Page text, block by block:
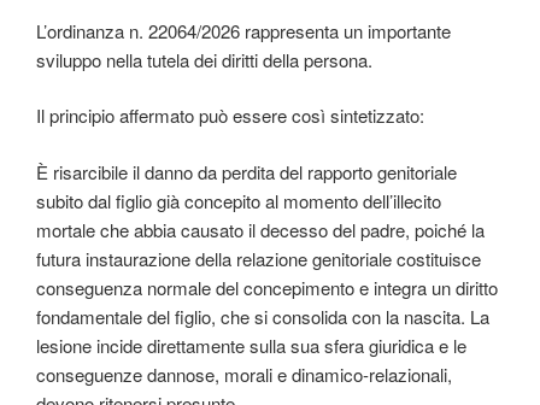
L’ordinanza n. 22064/2026 rappresenta un importante
sviluppo nella tutela dei diritti della persona.
Il principio affermato può essere così sintetizzato:
È risarcibile il danno da perdita del rapporto genitoriale
subito dal figlio già concepito al momento dell’illecito
mortale che abbia causato il decesso del padre, poiché la
futura instaurazione della relazione genitoriale costituisce
conseguenza normale del concepimento e integra un diritto
fondamentale del figlio, che si consolida con la nascita. La
lesione incide direttamente sulla sua sfera giuridica e le
conseguenze dannose, morali e dinamico-relazionali,